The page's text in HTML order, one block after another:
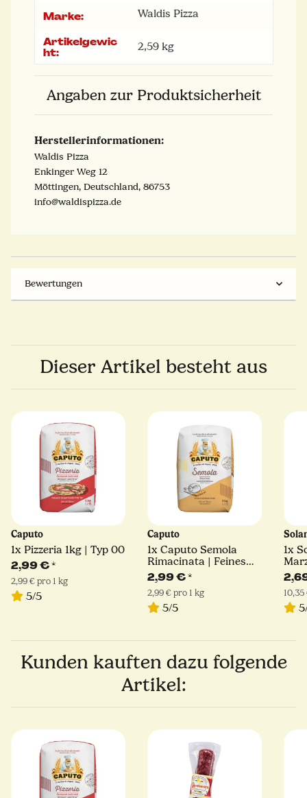
Marke: Waldis Pizza
Artikelgewic
ht:
2,59 kg
Angaben zur Produktsicherheit
Herstellerinformationen:
Waldis Pizza
Enkinger Weg 12
Möttingen, Deutschland, 86753
info@waldispizza.de
Bewertungen
Dieser Artikel besteht aus
Caputo
1x Pizzeria 1kg | Typ 00
2,99 €*
2,99 € pro 1 kg
5/5
Caputo
1x Caputo Semola
Rimacinata | Feines
Hartweizengrieß | 1kg
2,99 €*
2,99 € pro 1 kg
5/5
1x
Kunden kauften dazu folgende
Artikel: